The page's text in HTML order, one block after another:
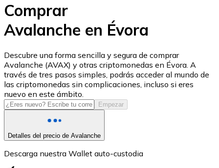
USD Coin
USDC
Comprar
Avalanche en Évora
Descubre una forma sencilla y segura de comprar
Avalanche (AVAX) y otras criptomonedas en Évora. A
través de tres pasos simples, podrás acceder al mundo de
las criptomonedas sin complicaciones, incluso si eres
nuevo en este ámbito.
Empezar
Detalles del precio de Avalanche
Descarga nuestra Wallet auto-custodia